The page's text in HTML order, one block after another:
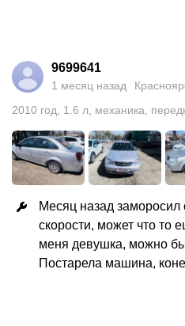
9699641
1 месяц назад
2010 год 1.6 л механика
Месяц назад заморосил
скорости, может что то
меня девушка, можно
Постарела машина,